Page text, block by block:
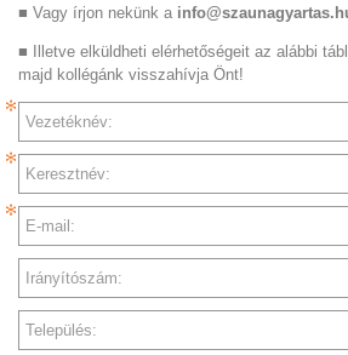
■ Vagy írjon nekünk a
■ Illetve elküldheti elérhetőségeit az alábbi
majd kollégánk visszahívja Önt!
Vezetéknév:
Keresztnév:
E-mail:
Irányítószám:
Település: